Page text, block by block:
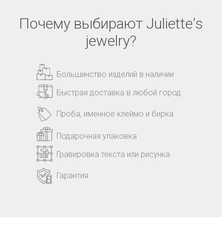
Почему выбирают Juliette's
jewelry?
Большинство изделий в наличии
Быстрая доставка в любой город
Подарочная упаковка
Гравировка текста или рисунка
Проба, именное клеймо и бирка
Гарантия